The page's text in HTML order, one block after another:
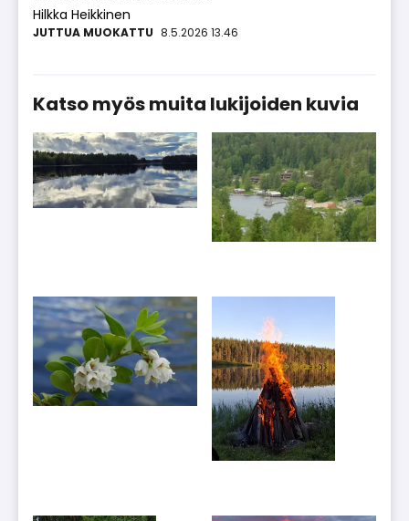
Hilkka Heikkinen
8.5.2026 13.46
Katso myös muita lukijoiden kuvia